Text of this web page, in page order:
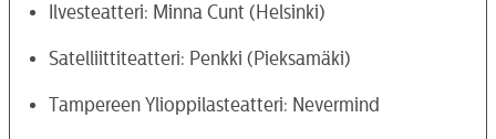
Ilvesteatteri: Minna Cunt (Helsinki)
Satelliittiteatteri: Penkki (Pieksamäki)
Tampereen Ylioppilasteatteri: Nevermind